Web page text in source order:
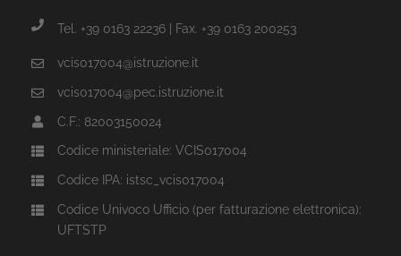
Tel. +39 0163 22236 | Fax. +39 0163 200253
vcis017004@istruzione.it
vcis017004@pec.istruzione.it
C.F.: 82003150024
Codice ministeriale: VCIS017004
Codice IPA: istsc_vcis017004
Codice Univoco Ufficio (per fatturazione elettronica):
UFTSTP